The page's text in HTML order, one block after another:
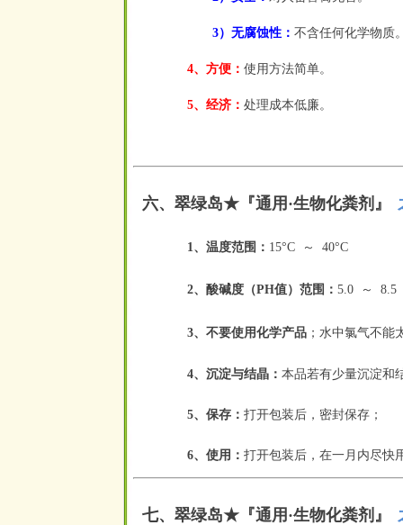
3）无腐蚀性： 不含任何化学物质
4、方便： 使用方法简单。
5、经济： 处理成本低廉。
六、翠绿岛★『通用·生物化粪剂 』
1、温度范围： 15°C ～ 40°C
2、酸碱度（PH值）范围： 5.0 ～ 8.5
3、不要使用化学产品 ； 水中氯气不能
4、沉淀与结晶： 本品若有少量沉淀和
5、保存： 打开包装后，密封保存；
6、使用： 打开包装后，在一月内尽快
七、翠绿岛★『通用·生物化粪剂 』